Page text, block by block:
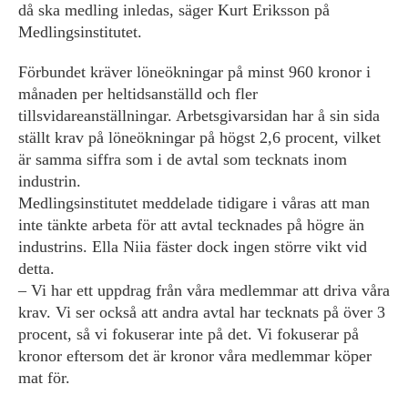
då ska medling inledas, säger Kurt Eriksson på
Medlingsinstitutet.
Förbundet kräver löneökningar på minst 960 kronor i
månaden per heltidsanställd och fler
tillsvidareanställningar. Arbetsgivarsidan har å sin sida
ställt krav på löneökningar på högst 2,6 procent, vilket
är samma siffra som i de avtal som tecknats inom
industrin.
Medlingsinstitutet meddelade tidigare i våras att man
inte tänkte arbeta för att avtal tecknades på högre än
industrins. Ella Niia fäster dock ingen större vikt vid
detta.
– Vi har ett uppdrag från våra medlemmar att driva våra
krav. Vi ser också att andra avtal har tecknats på över 3
procent, så vi fokuserar inte på det. Vi fokuserar på
kronor eftersom det är kronor våra medlemmar köper
mat för.